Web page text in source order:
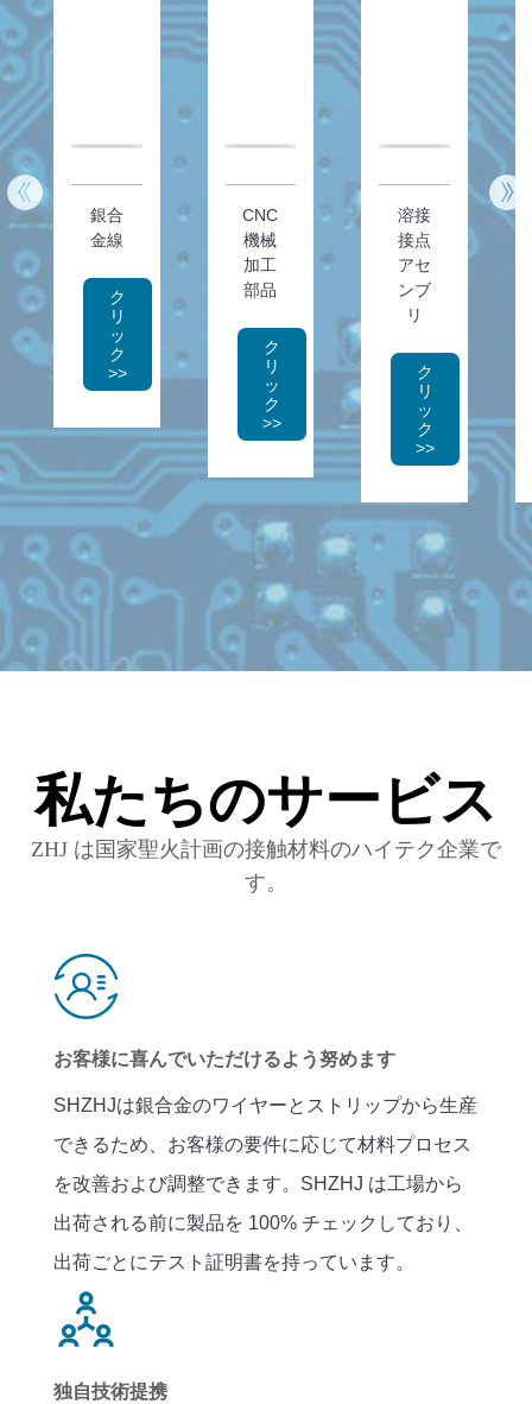
銀合
金線
ク
リ
ッ
ク
>>
CNC
機械
加工
部品
ク
リ
ッ
ク
>>
溶接
接点
アセ
ンブ
リ
ク
リ
ッ
ク
>>
私たちのサービス
ZHJ は国家聖火計画の接触材料のハイテク企業で
す。
お客様に喜んでいただけるよう努めます
SHZHJは銀合金のワイヤーとストリップから生産
できるため、お客様の要件に応じて材料プロセス
を改善および調整できます。SHZHJ は工場から
出荷される前に製品を 100% チェックしており、
出荷ごとにテスト証明書を持っています。
独自技術提携